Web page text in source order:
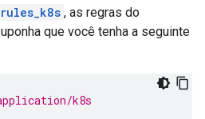
rules_k8s , as regras do
que você tenha a seguinte
k8s